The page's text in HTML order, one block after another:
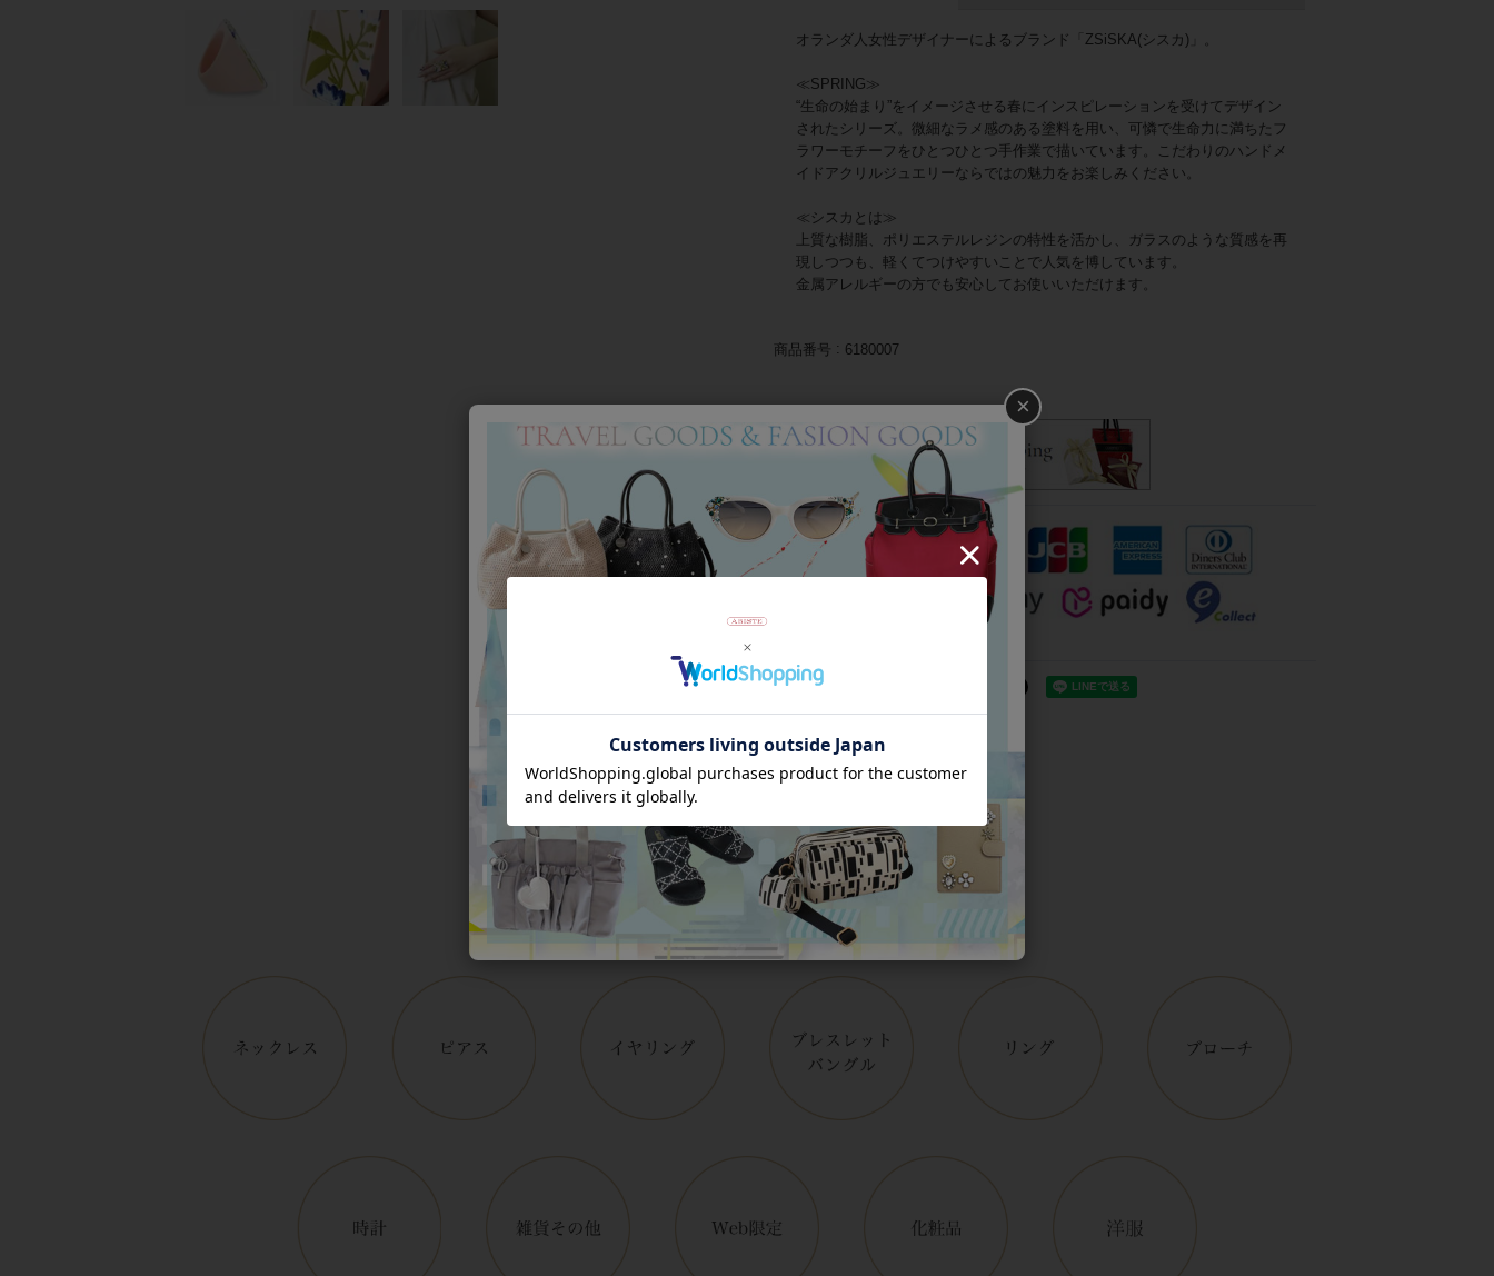
オランダ人女性デザイナーによるブランド「ZSiSKA(シスカ)」。
≪SPRING≫
“生命の始まり”をイメージさせる春にインスピレーションを受けてデザイン
されたシリーズ。微細なラメ感のある塗料を用い、可憐で生命力に満ちたフ
ラワーモチーフをひとつひとつ手作業で描いています。こだわりのハンドメ
イドアクリルジュエリーならではの魅力をお楽しみください。
≪シスカとは≫
上質な樹脂、ポリエステルレジンの特性を活かし、ガラスのような質感を再
現しつつも、軽くてつけやすいことで人気を博しています。
金属アレルギーの方でも安心してお使いいただけます。
商品番号 6180007
返品について
Category
アイテムカテゴリー
×